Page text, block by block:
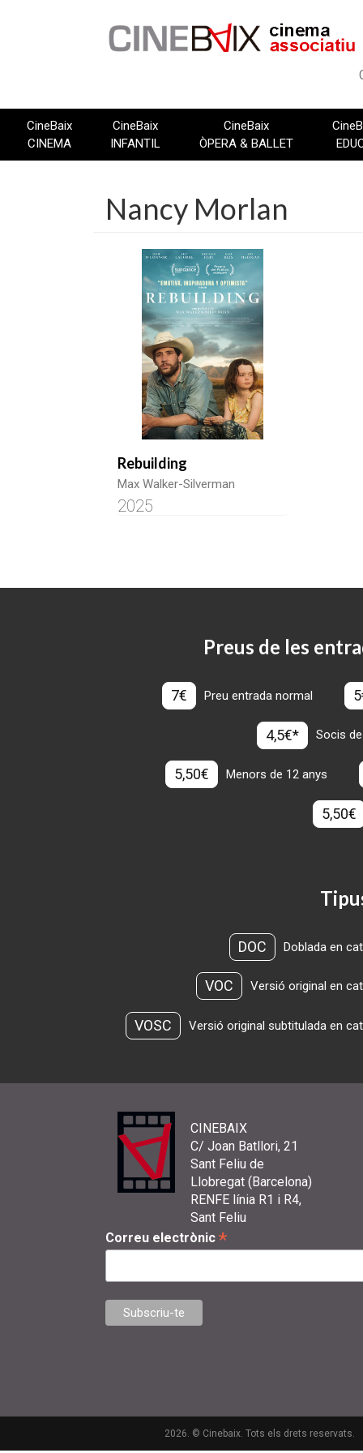
CineBaix
CINEMA
CineBaix
INFANTIL
CineBaix
ÒPERA & BALLET
Nancy Morlan
Rebuilding
Max Walker-Silverman
2025
Preus de les
7€ Preu entrada normal
4,5€* Socis
5,50€ Menors de 12 anys
5,50€
DOC Doblada en
VOC Versió original en
VOSC Versió original subtitulada en
CINEBAIX
C/ Joan Batllori, 21
Sant Feliu de
Llobregat (Barcelona)
RENFE línia R1 i R4,
Sant Feliu
Correu electrònic *
2026. © Cinebaix. Tots els drets reservats.